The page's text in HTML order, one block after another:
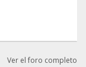
Ver el foro completo